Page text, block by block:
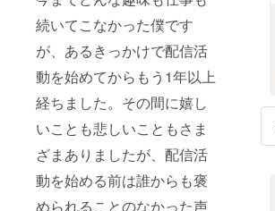
続いてこなかった僕です
が、あるきっかけで配信活
動を始めてからもう1年以上
経ちました。その間に嬉し
いことも悲しいこともさま
ざまありましたが、配信活
動を始める前は誰からも褒
められることのなかった声